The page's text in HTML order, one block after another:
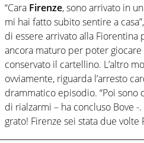
“Cara Firenze, sono arrivato in
mi hai fatto subito sentire a
di essere arrivato alla
ancora maturo per poter giocare
conservato il cartellino. L’altro
ovviamente, riguarda l’arresto
drammatico episodio. “Poi sono
di rialzarmi – ha concluso Bove
grato! Firenze sei stata due volte